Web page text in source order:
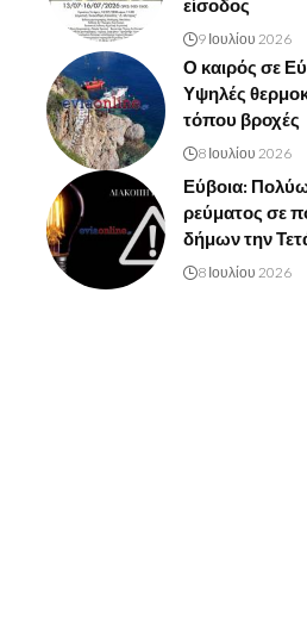
είσοδος
9 Ιουλίου 2026
Ο καιρός σε
Υψηλές
τόπου βροχές
8 Ιουλίου 2026
Εύβοια:
ρεύματος σε
δήμων την
8 Ιουλίου 2026